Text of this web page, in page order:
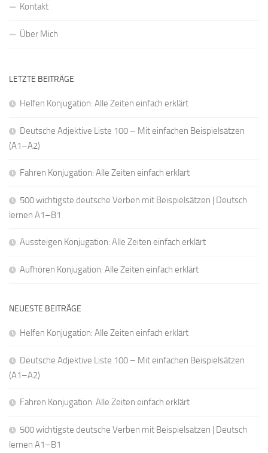
Kontakt
Über Mich
LETZTE BEITRÄGE
Helfen Konjugation: Alle Zeiten einfach erklärt
Deutsche Adjektive Liste 100 – Mit einfachen Beispielsätzen
(A1–A2)
Fahren Konjugation: Alle Zeiten einfach erklärt
500 wichtigste deutsche Verben mit Beispielsätzen | Deutsch
lernen A1–B1
Aussteigen Konjugation: Alle Zeiten einfach erklärt
Aufhören Konjugation: Alle Zeiten einfach erklärt
NEUESTE BEITRÄGE
Helfen Konjugation: Alle Zeiten einfach erklärt
Deutsche Adjektive Liste 100 – Mit einfachen Beispielsätzen
(A1–A2)
Fahren Konjugation: Alle Zeiten einfach erklärt
500 wichtigste deutsche Verben mit Beispielsätzen | Deutsch
lernen A1–B1